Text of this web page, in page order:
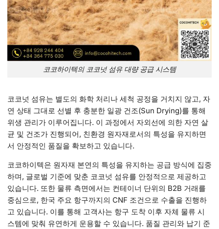
코코하이텍의 코코넛 섬유 대량 공급 시스템
코코넛 섬유는 별도의 화학 처리나 세척 공정을 거치지 않고, 자
연 상태 그대로 선별 후 충분한 일광 건조(Sun Drying)를 통해
위생 관리가 이루어집니다. 이 과정에서 자외선에 의한 자연 살
균 및 건조가 진행되어, 친환경 원자재로서의 특성을 유지하면
서 안정적인 품질을 확보하고 있습니다.
코코하이텍은 원자재 본연의 특성을 유지하는 공급 방식에 집중
하며, 글로벌 기준에 맞춘 코코넛 섬유를 안정적으로 제공하고
있습니다. 또한 물류 측면에서는 컨테이너 단위의 B2B 거래를
중심으로, 한국 주요 항구까지의 CNF 조건으로 수출을 진행하
고 있습니다. 이를 통해 고객사는 항구 도착 이후 자체 물류 시
스템에 맞춰 유연하게 운용할 수 있습니다. 품질 관리와 납기 준